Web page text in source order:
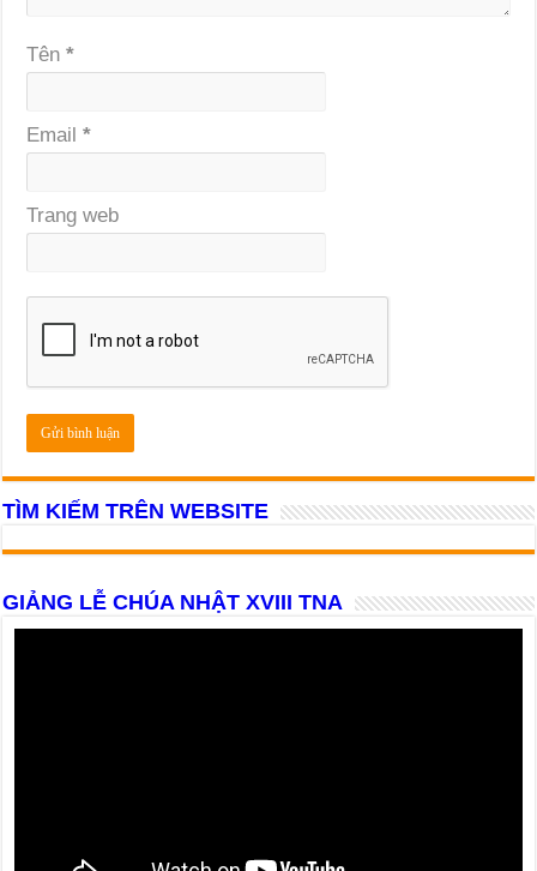
Tên*
Email*
Trang web
TÌM KIẾM TRÊN WEBSITE
GIẢNG LỄ CHÚA NHẬT XVIII TNA